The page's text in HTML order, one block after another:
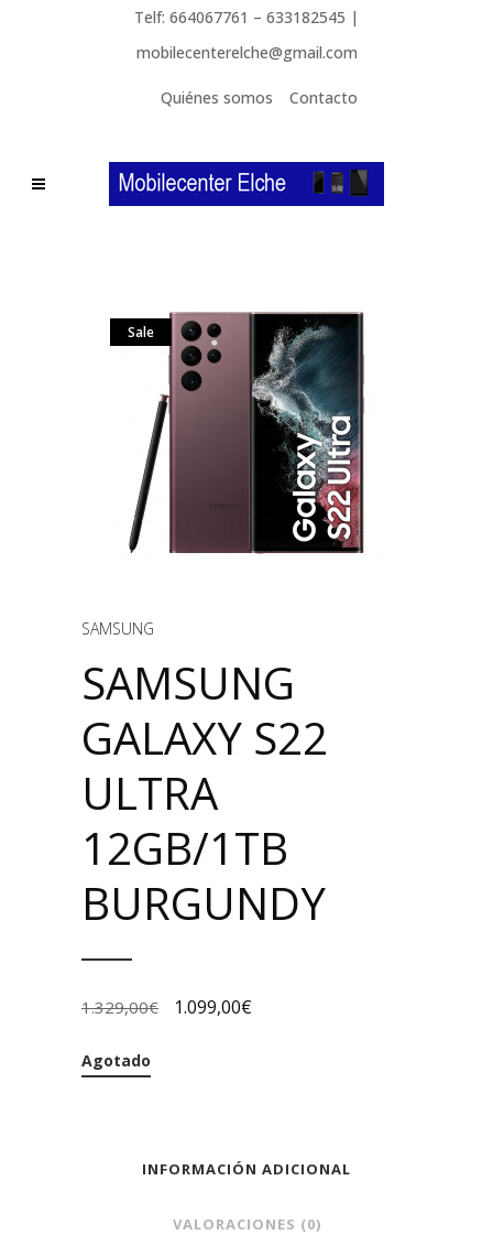
Telf: 664067761 – 633182545 |
mobilecenterelche@gmail.com
Quiénes somos Contacto
Sale
SAMSUNG
SAMSUNG
GALAXY S22
ULTRA
12GB/1TB
BURGUNDY
1.329,00€ 1.099,00€
Agotado
INFORMACIÓN ADICIONAL
VALORACIONES (0)